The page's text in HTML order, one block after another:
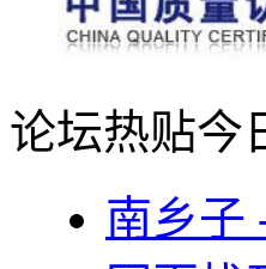
论坛热贴今
南乡子